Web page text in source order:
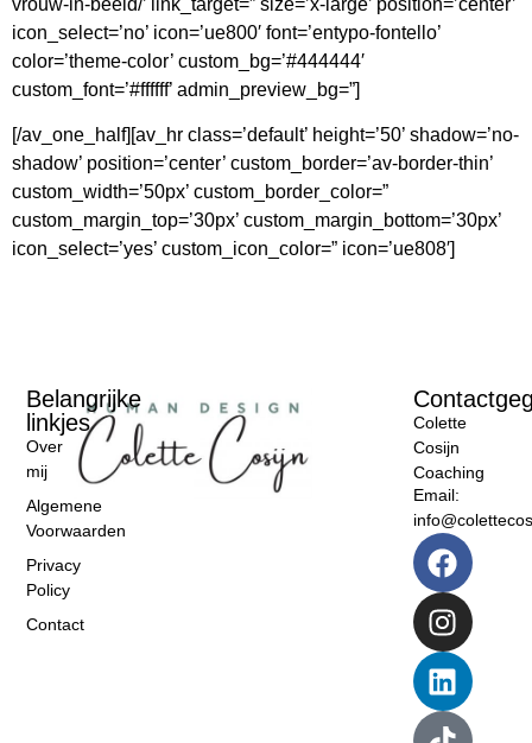
icon_select=’no’ icon=’ue800′ font=’entypo-fontello’
color=’theme-color’ custom_bg=’#444444′
custom_font=’#ffffff’ admin_preview_bg=”]
[/av_one_half][av_hr class=’default’ height=’50’ shadow=’no-
shadow’ position=’center’ custom_border=’av-border-thin’
custom_width=’50px’ custom_border_color=”
custom_margin_top=’30px’ custom_margin_bottom=’30px’
icon_select=’yes’ custom_icon_color=” icon=’ue808′]
Colette
Cosijn
Coaching
Email:
Belangrijke
linkjes
Over
mij
Algemene
Voorwaarden
Privacy
Policy
Contact